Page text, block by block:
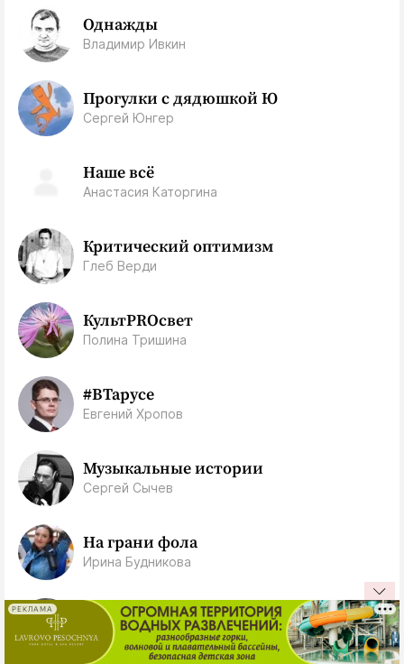
Однажды
Владимир Ивкин
Прогулки с дядюшкой Ю
Сергей Юнгер
Наше всё
Анастасия Каторгина
Критический оптимизм
Глеб Верди
КультPROсвет
Полина Тришина
#ВТарусе
Евгений Хропов
Музыкальные истории
Сергей Сычев
На грани фола
Ирина Будникова
Приключения - будут!
Елена Ван
РЕКЛАМА